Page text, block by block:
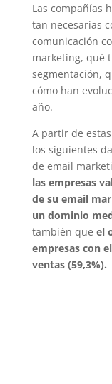
Las compañías
tan necesarias
comunicación
marketing, qué
segmentación,
cómo han
año.
A partir de
los siguientes
de email
las empresas
de su email
un dominio
también que el
empresas con
ventas (59,3%).